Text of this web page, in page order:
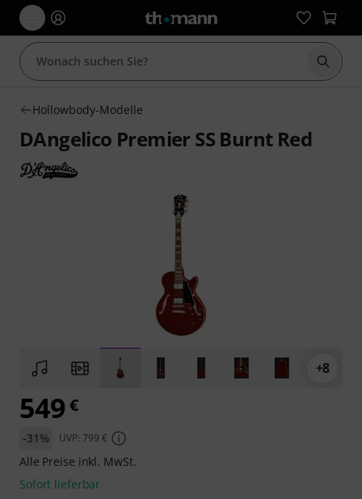
Suche
Hollowbody-Modelle
DAngelico Premier SS Burnt Red
+8
549 €
-31% UVP: 799 €
Alle Preise inkl. MwSt.
Sofort lieferbar